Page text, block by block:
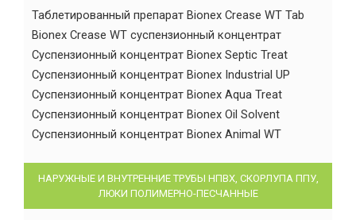
Таблетированный препарат Bionex Crease WT Tab
Bionex Crease WT суспензионный концентрат
Суспензионный концентрат Bionex Septic Treat
Суспензионный концентрат Bionex Industrial UP
Суспензионный концентрат Bionex Aqua Treat
Суспензионный концентрат Bionex Oil Solvent
Суспензионный концентрат Bionex Animal WT
НАРУЖНЫЕ И ВНУТРЕННИЕ ТРУБЫ НПВХ, СКОРЛУПА ППУ,
ЛЮКИ ПОЛИМЕРНО-ПЕСЧАННЫЕ